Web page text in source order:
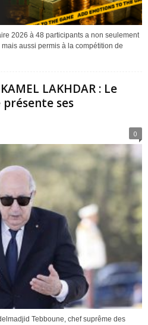
2026 à 48 participants a non seulement
aussi permis à la compétition de
LAKHDAR : Le
ses
0
Tebboune, chef suprême des